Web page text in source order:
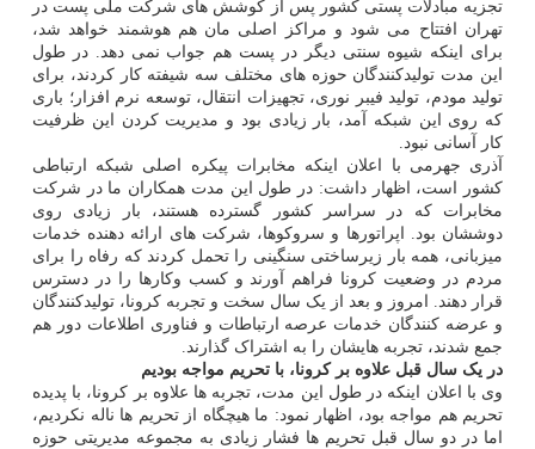
تجزیه مبادلات پستی کشور پس از کوشش های شرکت ملی پست در
تهران افتتاح می شود و مراکز اصلی مان هم هوشمند خواهد شد،
برای اینکه شیوه سنتی دیگر در پست هم جواب نمی دهد. در طول
این مدت تولیدکنندگان حوزه های مختلف سه شیفته کار کردند، برای
تولید مودم، تولید فیبر نوری، تجهیزات انتقال، توسعه نرم افزار؛ باری
که روی این شبکه آمد، بار زیادی بود و مدیریت کردن این ظرفیت
کار آسانی نبود.
آذری جهرمی با اعلان اینکه مخابرات پیکره اصلی شبکه ارتباطی
کشور است، اظهار داشت: در طول این مدت همکاران ما در شرکت
مخابرات که در سراسر کشور گسترده هستند، بار زیادی روی
دوششان بود. اپراتورها و سروکوها، شرکت های ارائه دهنده خدمات
میزبانی، همه بار زیرساختی سنگینی را تحمل کردند که رفاه را برای
مردم در وضعیت کرونا فراهم آورند و کسب وکارها را در دسترس
قرار دهند. امروز و بعد از یک سال سخت و تجربه کرونا، تولیدکنندگان
و عرضه کنندگان خدمات عرصه ارتباطات و فناوری اطلاعات دور هم
جمع شدند، تجربه هایشان را به اشتراک گذارند.
در یک سال قبل علاوه بر کرونا، با تحریم مواجه بودیم
وی با اعلان اینکه در طول این مدت، تجربه ها علاوه بر کرونا، با پدیده
تحریم هم مواجه بود، اظهار نمود: ما هیچگاه از تحریم ها ناله نکردیم،
اما در دو سال قبل تحریم ها فشار زیادی به مجموعه مدیریتی حوزه